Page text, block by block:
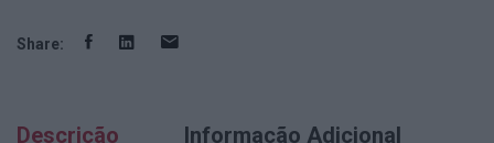
Share:
Descrição Informação Adicional